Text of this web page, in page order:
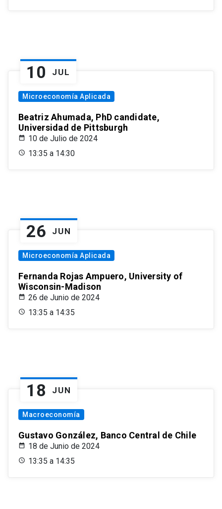
10 JUL
Microeconomía Aplicada
Beatriz Ahumada, PhD candidate,
Universidad de Pittsburgh
10 de Julio de 2024
13:35 a 14:30
26 JUN
Microeconomía Aplicada
Fernanda Rojas Ampuero, University of
Wisconsin-Madison
26 de Junio de 2024
13:35 a 14:35
18 JUN
Macroeconomía
Gustavo González, Banco Central de Chile
18 de Junio de 2024
13:35 a 14:35